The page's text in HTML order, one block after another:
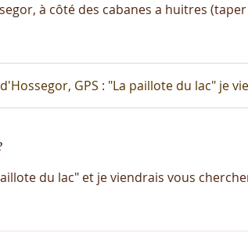
à côté des cabanes a huitres
GPS : "La paillote du lac" je
du lac" et je viendrais vous